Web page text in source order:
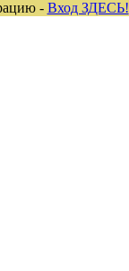
- Вход ЗДЕСЬ!